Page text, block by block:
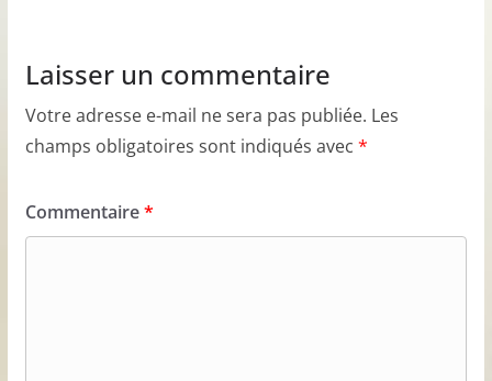
Laisser un commentaire
Votre adresse e-mail ne sera pas publiée. Les
champs obligatoires sont indiqués avec *
Commentaire*